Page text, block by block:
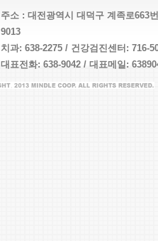
주소 : 대전광역시 대덕구 계족로663
9013
치과: 638-2275 / 건강검진센터: 716-
대표전화: 638-9042 / 대표메일: